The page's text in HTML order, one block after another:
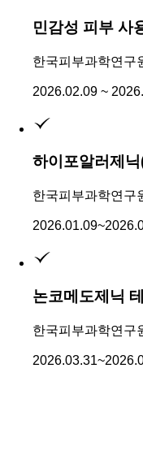
민감성 피부 사
한국피부과학연구
2026.02.09 ~
하이포알러제
한국피부과학연구
논코메도제닉
한국피부과학연구